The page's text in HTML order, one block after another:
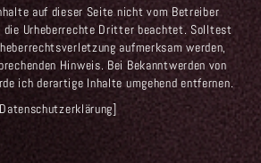
auf dieser Seite nicht vom Betreiber
Urheberrechte Dritter beachtet. Solltest
aufmerksam werden,
Hinweis. Bei Bekanntwerden von
ich derartige Inhalte umgehend entfernen.